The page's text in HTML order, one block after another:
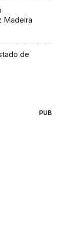
Madeira
de
PUB